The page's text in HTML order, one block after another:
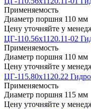
Применяемость
Диаметр поршня 110 мм
Цену уточняйте у
ЦГ-110.56х1120.11-02
Применяемость
Диаметр поршня 110 мм
Цену уточняйте у
ЦГ-115.80х1120.22
Применяемость
Диаметр поршня 115 мм
Цену уточняйте у